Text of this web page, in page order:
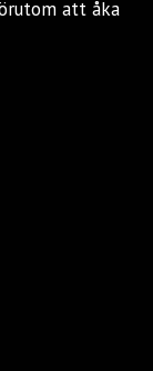
att åka